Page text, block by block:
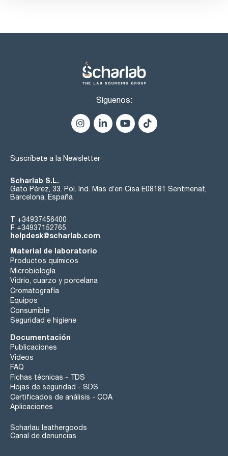
Síguenos:
Suscríbete a la Newsletter
Scharlab S.L.
Gato Pérez, 33. Pol. Ind. Mas d’en Cisa E08181 Sentmenat,
Barcelona, España
T +34937456400
F +34937152765
helpdesk@scharlab.com
Material de laboratorio
Productos químicos
Microbiología
Vidrio, cuarzo y porcelana
Cromatografía
Equipos
Consumible
Seguridad e higiene
Documentación
Publicaciones
Videos
FAQ
Fichas técnicas - TDS
Hojas de seguridad - SDS
Certificados de análisis - COA
Aplicaciones
Scharlau leathergoods
Canal de denuncias